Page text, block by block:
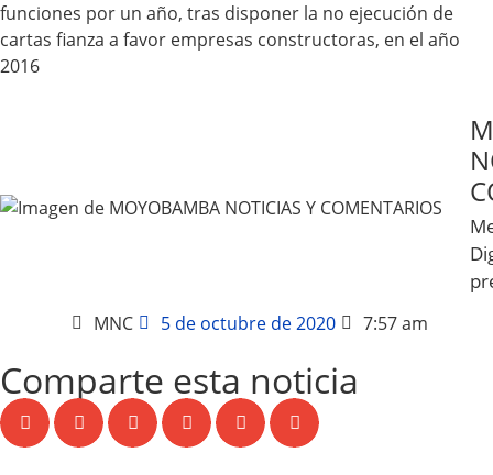
funciones por un año, tras disponer la no ejecución de
cartas fianza a favor empresas constructoras, en el año
2016
MNC 5 de octubre de 2020 7:57 am
Comparte esta noticia